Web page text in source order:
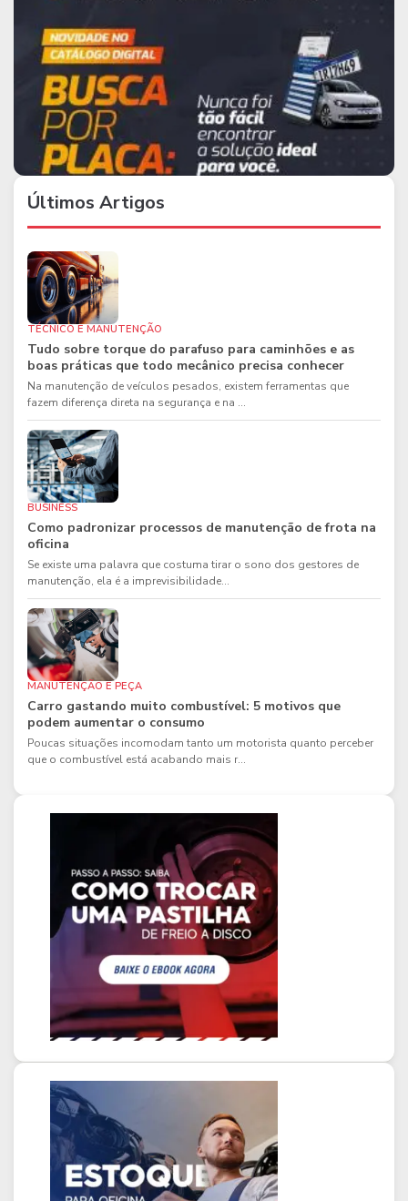
Últimos Artigos
TÉCNICO E MANUTENÇÃO
Tudo sobre torque do parafuso para caminhões e as
boas práticas que todo mecânico precisa conhecer
Na manutenção de veículos pesados, existem ferramentas que
fazem diferença direta na segurança e na ...
BUSINESS
Como padronizar processos de manutenção de frota na
oficina
Se existe uma palavra que costuma tirar o sono dos gestores de
manutenção, ela é a imprevisibilidade...
MANUTENÇÃO E PEÇA
Carro gastando muito combustível: 5 motivos que
podem aumentar o consumo
Poucas situações incomodam tanto um motorista quanto perceber
que o combustível está acabando mais r...